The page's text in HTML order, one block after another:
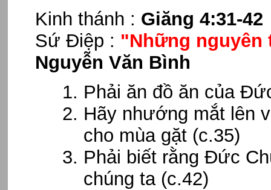
Kinh thánh : Giăng 4:31-42
Sứ Điệp : "Những nguyên
Nguyễn Văn Bình
Phải ăn đồ ăn của
Hãy nhướng mắt lên
cho mùa gặt (c.35)
Phải biết rằng Đức
chúng ta (c.42)